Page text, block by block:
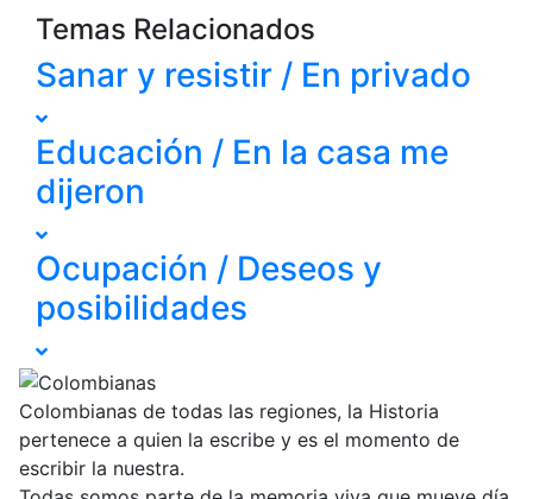
Temas Relacionados
Sanar y resistir / En privado
Educación / En la casa me
dijeron
Ocupación / Deseos y
posibilidades
Colombianas de todas las regiones, la Historia
pertenece a quien la escribe y es el momento de
escribir la nuestra.